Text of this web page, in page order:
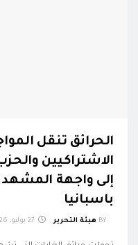
الحرائق تنقل
الاشتراكيين
إلى واجهة
باسبانيا
BY هيئة التحرير